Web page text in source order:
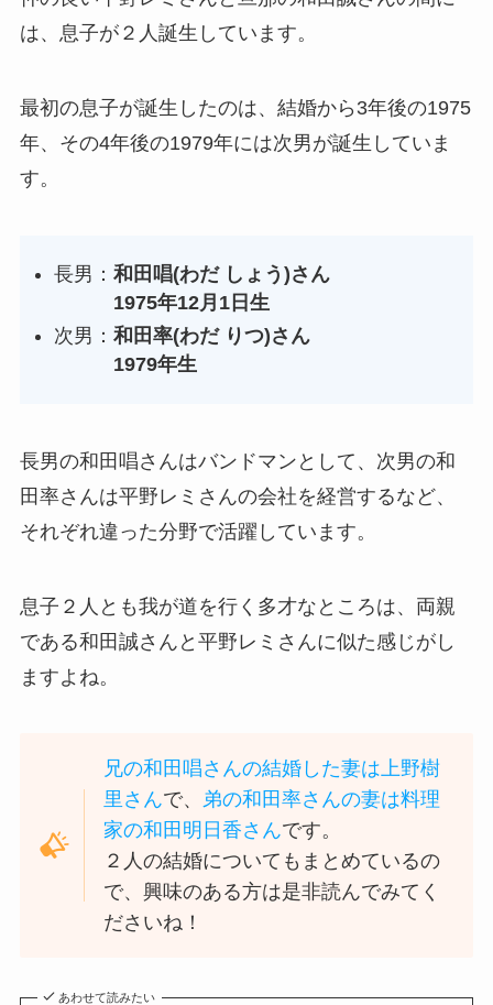
は、息子が２人誕生しています。
最初の息子が誕生したのは、結婚から3年後の1975
年、その4年後の1979年には次男が誕生していま
す。
長男：和田唱(わだ しょう)さん
1975年12月1日生
次男：和田率(わだ りつ)さん
1979年生
長男の和田唱さんはバンドマンとして、次男の和
田率さんは平野レミさんの会社を経営するなど、
それぞれ違った分野で活躍しています。
息子２人とも我が道を行く多才なところは、両親
である和田誠さんと平野レミさんに似た感じがし
ますよね。
兄の和田唱さんの結婚した妻は上野樹
里さんで、 弟の和田率さんの妻は料理
家の和田明日香さんです。
２人の結婚についてもまとめているの
で、興味のある方は是非読んでみてく
ださいね！
あわせて読みたい